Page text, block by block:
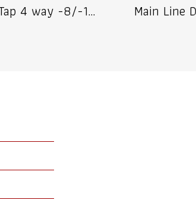
Multi-Tap 4 way -8/-11/-14/-17/-20 บรรจุ 50 ตัว